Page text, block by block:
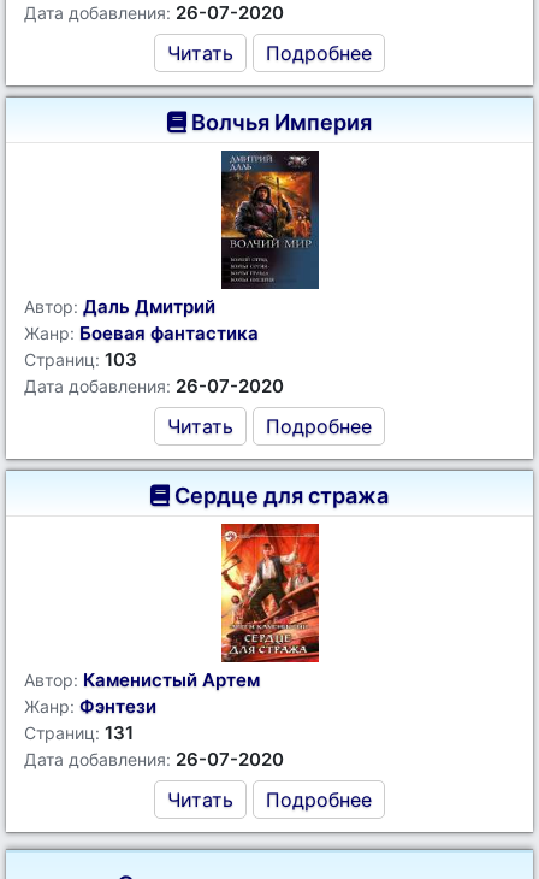
Дата добавления: 26-07-2020
Читать Подробнее
Волчья Империя
Автор: Даль Дмитрий
Жанр: Боевая фантастика
Страниц: 103
Дата добавления: 26-07-2020
Читать Подробнее
Сердце для стража
Автор: Каменистый Артем
Жанр: Фэнтези
Страниц: 131
Дата добавления: 26-07-2020
Читать Подробнее